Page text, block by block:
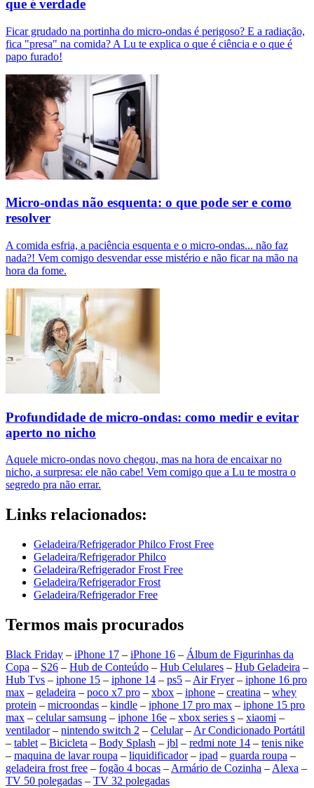
que é verdade
Ficar grudado na portinha do micro-ondas é perigoso? E a radiação,
fica "presa" na comida? A Lu te explica o que é ciência e o que é
papo furado!
Micro-ondas não esquenta: o que pode ser e como
resolver
A comida esfria, a paciência esquenta e o micro-ondas... não faz
nada?! Vem comigo desvendar esse mistério e não ficar na mão na
hora da fome.
Profundidade de micro-ondas: como medir e evitar
aperto no nicho
Aquele micro-ondas novo chegou, mas na hora de encaixar no
nicho, a surpresa: ele não cabe! Vem comigo que a Lu te mostra o
segredo pra não errar.
Links relacionados:
Geladeira/Refrigerador Philco Frost Free
Geladeira/Refrigerador Philco
Geladeira/Refrigerador Frost Free
Geladeira/Refrigerador Frost
Geladeira/Refrigerador Free
Termos mais procurados
Black Friday – iPhone 17 – iPhone 16 – Álbum de Figurinhas da
Copa – S26 – Hub de Conteúdo – Hub Celulares – Hub Geladeira –
Hub Tvs – iphone 15 – iphone 14 – ps5 – Air Fryer– iphone 16 pro
max – geladeira – poco x7 pro – xbox – iphone – creatina – whey
protein – microondas – kindle – iphone 17 pro max – iphone 15 pro
max – celular samsung – iphone 16e – xbox series s – xiaomi –
ventilador– nintendo switch 2 – Celular– Ar Condicionado Portátil
– tablet – Bicicleta – Body Splash – jbl – redmi note 14 – tenis nike
– maquina de lavar roupa – liquidificador– ipad – guarda roupa –
geladeira frost free – fogão 4 bocas – Armário de Cozinha – Alexa –
TV 50 polegadas – TV 32 polegadas